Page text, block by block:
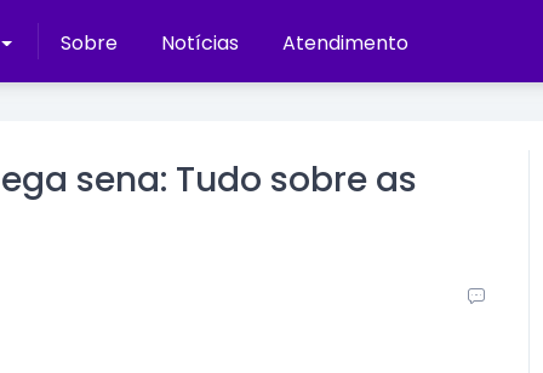
Sobre Notícias Atendimento
sena: Tudo sobre as